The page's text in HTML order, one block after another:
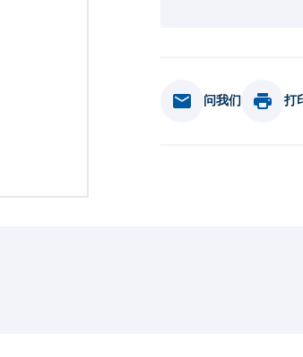
问我们 打